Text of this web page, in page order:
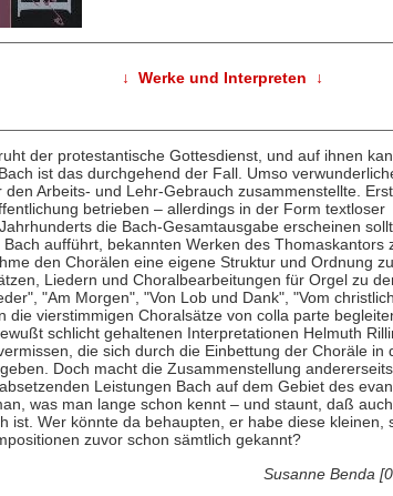
↓ Werke und Interpreten ↓
der protestantische Gottesdienst, und auf ihnen
ist das durchgehend der Fall. Umso
Arbeits- und Lehr-Gebrauch zusammenstellte.
betrieben – allerdings in der Form textloser
die Bach-Gesamtausgabe erscheinen
aufführt, bekannten Werken des Thomaskantors
den Chorälen eine eigene Struktur und Ordnung
Liedern und Choralbearbeitungen für Orgel zu
"Am Morgen", "Von Lob und Dank", "Vom
die vierstimmigen Choralsätze von colla parte
schlicht gehaltenen Interpretationen Helmuth
die sich durch die Einbettung der Choräle in
Doch macht die Zusammenstellung
Leistungen Bach auf dem Gebiet des
was man lange schon kennt – und staunt, daß
ist. Wer könnte da behaupten, er habe diese kleinen,
zuvor schon sämtlich gekannt?
Susanne Benda